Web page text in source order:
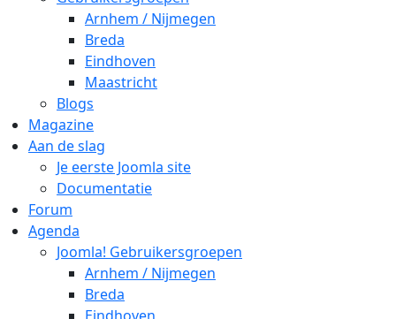
Arnhem / Nijmegen
Breda
Eindhoven
Maastricht
Blogs
Magazine
Aan de slag
Je eerste Joomla site
Documentatie
Forum
Agenda
Joomla! Gebruikersgroepen
Arnhem / Nijmegen
Breda